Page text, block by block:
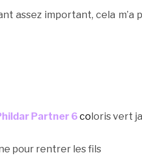
assez important, cela m’a
Partner 6co loris vert
pour rentrer les fils